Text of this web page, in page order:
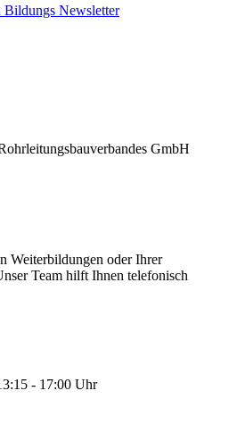
GmbH
Weiterbildungen oder Ihrer
Team hilft Ihnen telefonisch
- 17:00 Uhr